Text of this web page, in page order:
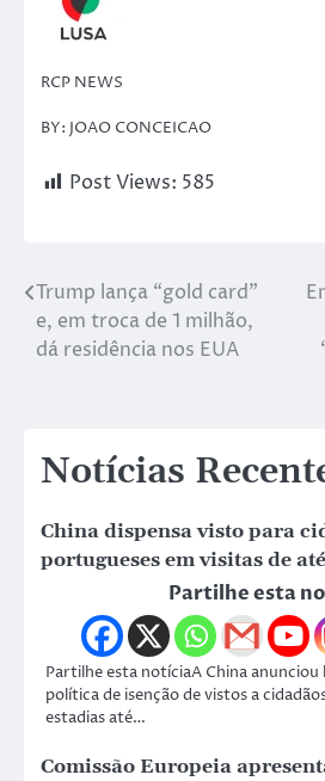
RCP NEWS
BY: JOAO CONCEICAO
Post Views: 585
Trump lança “gold card”
e, em troca de 1 milhão,
dá residência nos EUA
Notícias
China dispensa visto para
portugueses em visitas de
Partilhe esta
Partilhe esta notíciaA China anunciou
política de isenção de vistos a
estadias até…
Comissão Europeia